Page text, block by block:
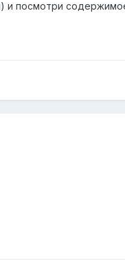
и посмотри